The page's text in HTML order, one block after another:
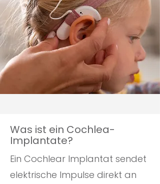
Was ist ein Cochlea-
Implantate?
Ein Cochlear Implantat sendet
elektrische Impulse direkt an